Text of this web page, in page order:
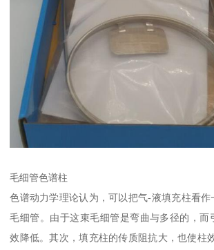
毛细管色谱柱
色谱动力学理论认为，可以把气-液填充柱看作
毛细管。由于这束毛细管是弯曲与多径的，而
效降低。其次，填充柱的传质阻抗大，也使柱